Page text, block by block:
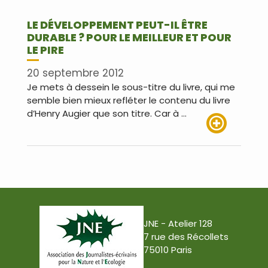
LE DÉVELOPPEMENT PEUT-IL ÊTRE
DURABLE ? POUR LE MEILLEUR ET POUR
LE PIRE
20 septembre 2012
Je mets à dessein le sous-titre du livre, qui me
semble bien mieux refléter le contenu du livre
d’Henry Augier que son titre. Car à …
JNE - Atelier 128
7 rue des Récollets
75010 Paris